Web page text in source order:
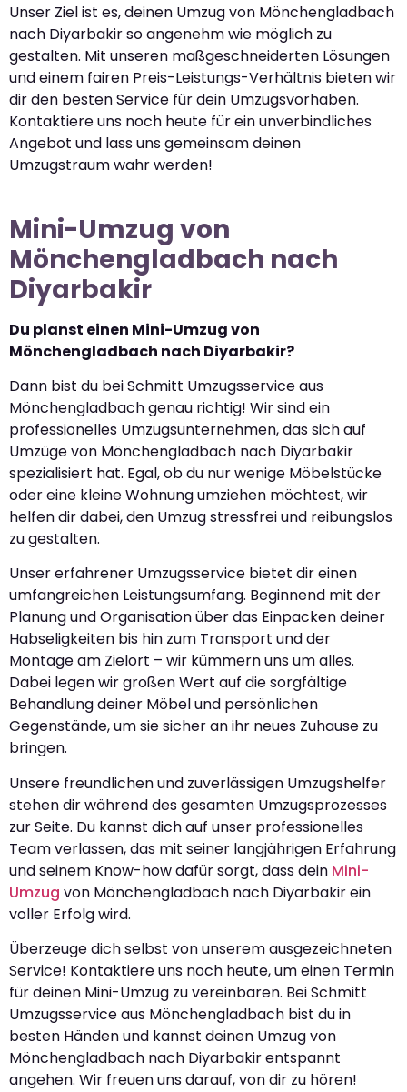
Unser Ziel ist es, deinen Umzug von Mönchengladbach
nach Diyarbakir so angenehm wie möglich zu
gestalten. Mit unseren maßgeschneiderten Lösungen
und einem fairen Preis-Leistungs-Verhältnis bieten wir
dir den besten Service für dein Umzugsvorhaben.
Kontaktiere uns noch heute für ein unverbindliches
Angebot und lass uns gemeinsam deinen
Umzugstraum wahr werden!
Mini-Umzug von
Mönchengladbach nach
Diyarbakir
Du planst einen Mini-Umzug von
Mönchengladbach nach Diyarbakir?
Dann bist du bei Schmitt Umzugsservice aus
Mönchengladbach genau richtig! Wir sind ein
professionelles Umzugsunternehmen, das sich auf
Umzüge von Mönchengladbach nach Diyarbakir
spezialisiert hat. Egal, ob du nur wenige Möbelstücke
oder eine kleine Wohnung umziehen möchtest, wir
helfen dir dabei, den Umzug stressfrei und reibungslos
zu gestalten.
Unser erfahrener Umzugsservice bietet dir einen
umfangreichen Leistungsumfang. Beginnend mit der
Planung und Organisation über das Einpacken deiner
Habseligkeiten bis hin zum Transport und der
Montage am Zielort – wir kümmern uns um alles.
Dabei legen wir großen Wert auf die sorgfältige
Behandlung deiner Möbel und persönlichen
Gegenstände, um sie sicher an ihr neues Zuhause zu
bringen.
Unsere freundlichen und zuverlässigen Umzugshelfer
stehen dir während des gesamten Umzugsprozesses
zur Seite. Du kannst dich auf unser professionelles
Team verlassen, das mit seiner langjährigen Erfahrung
und seinem Know-how dafür sorgt, dass dein Mini-
Umzug von Mönchengladbach nach Diyarbakir ein
voller Erfolg wird.
Überzeuge dich selbst von unserem ausgezeichneten
Service! Kontaktiere uns noch heute, um einen Termin
für deinen Mini-Umzug zu vereinbaren. Bei Schmitt
Umzugsservice aus Mönchengladbach bist du in
besten Händen und kannst deinen Umzug von
Mönchengladbach nach Diyarbakir entspannt
angehen. Wir freuen uns darauf, von dir zu hören!